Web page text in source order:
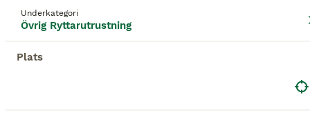
Underkategori
Övrig Ryttarutrustning
Plats
Övrig Ryttarutrustning